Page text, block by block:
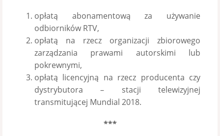
opłatą abonamentową za używanie
odbiorników RTV,
opłatą na rzecz organizacji zbiorowego
zarządzania prawami autorskimi lub
pokrewnymi,
opłatą licencyjną na rzecz producenta czy
dystrybutora – stacji telewizyjnej
transmitującej Mundial 2018.
***